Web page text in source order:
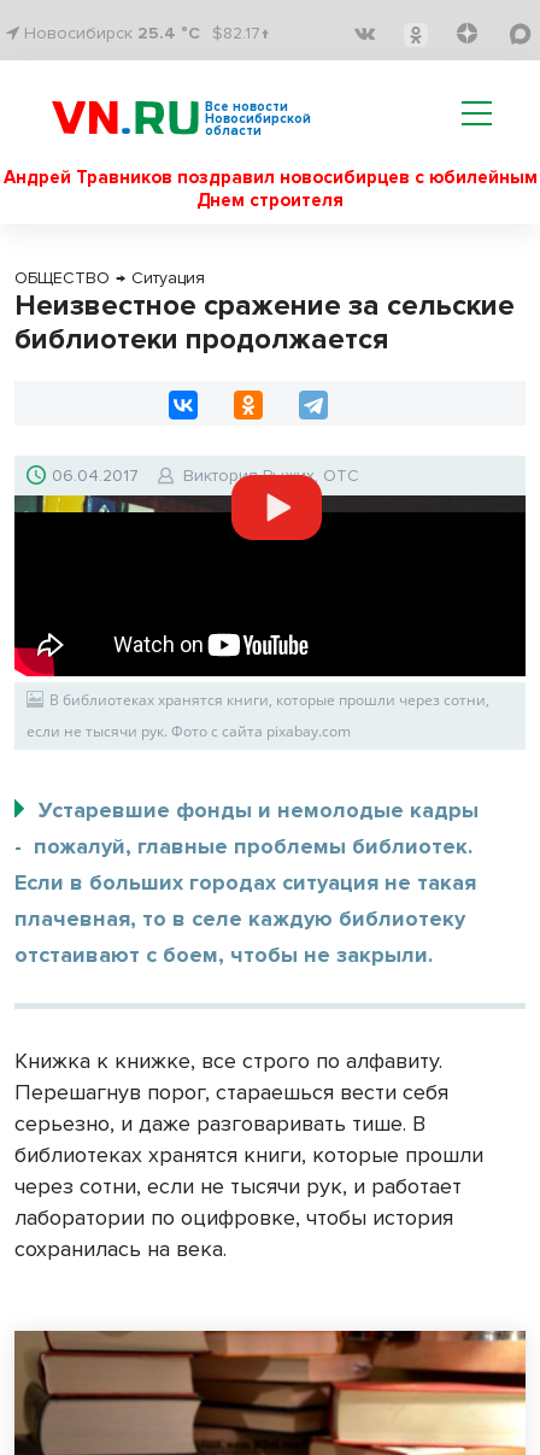
Новосибирск 25.4 °C $82.17↑
Все новости
Новосибирской
области
Андрей Травников поздравил новосибирцев с юбилейным
Днем строителя
ОБЩЕСТВО → Ситуация
Неизвестное сражение за сельские
библиотеки продолжается
06.04.2017 Виктория Рыжих, ОТС
В библиотеках хранятся книги, которые прошли через сотни,
если не тысячи рук. Фото с сайта pixabay.com
Устаревшие фонды и немолодые кадры
- пожалуй, главные проблемы библиотек.
Если в больших городах ситуация не такая
плачевная, то в селе каждую библиотеку
отстаивают с боем, чтобы не закрыли.
Книжка к книжке, все строго по алфавиту.
Перешагнув порог, стараешься вести себя
серьезно, и даже разговаривать тише. В
библиотеках хранятся книги, которые прошли
через сотни, если не тысячи рук, и работает
лаборатории по оцифровке, чтобы история
сохранилась на века.